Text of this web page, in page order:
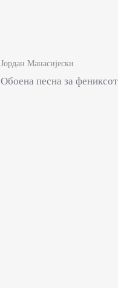
Јордан Манасијески
Обоена песна за фениксот